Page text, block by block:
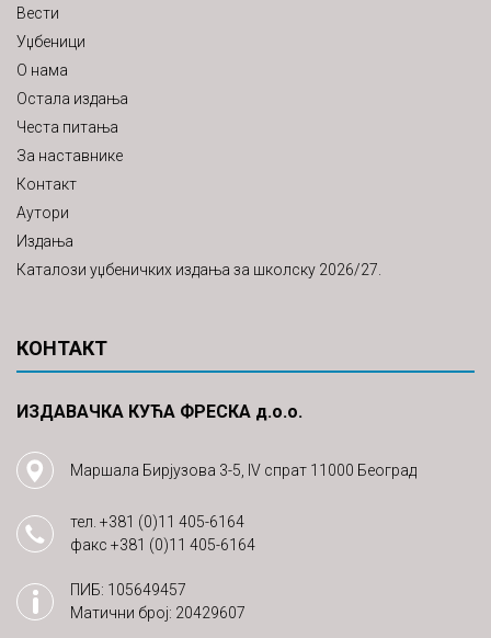
Вести
Уџбеници
О нама
Остала издања
Честа питања
За наставнике
Контакт
Аутори
Издања
Каталози уџбеничких издања за школску 2026/27.
КОНТАКТ
ИЗДАВАЧКА КУЋА ФРЕСКА д.о.о.
Маршала Бирјузова 3-5, IV спрат 11000 Београд
тел. +381 (0)11 405-6164
факс +381 (0)11 405-6164
ПИБ: 105649457
Матични број: 20429607